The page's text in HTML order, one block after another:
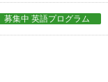
募集中 英語プログラム